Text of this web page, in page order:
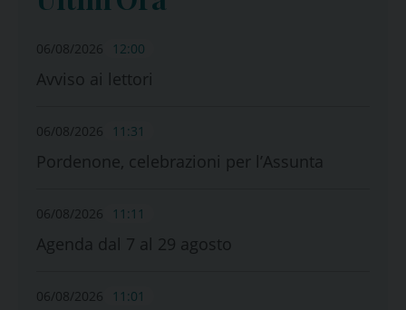
06/08/2026 12:00
Avviso ai lettori
06/08/2026 11:31
Pordenone, celebrazioni per l’Assunta
06/08/2026 11:11
Agenda dal 7 al 29 agosto
06/08/2026 11:01